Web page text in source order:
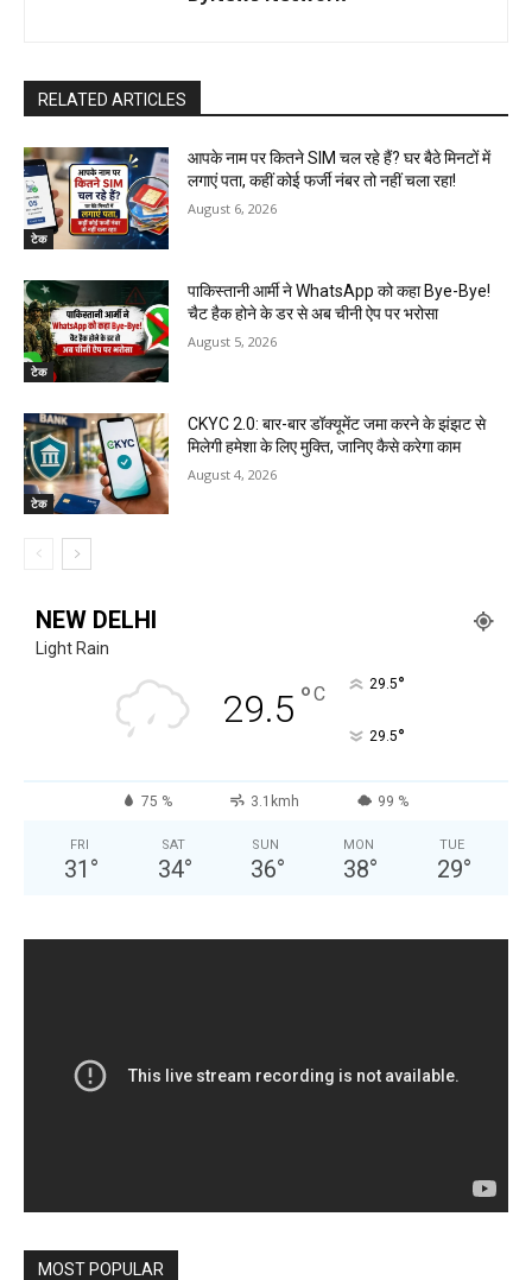
RELATED ARTICLES
टेक
आपके नाम पर कितने SIM चल रहे हैं? घर बैठे मिनटों में
लगाएं पता, कहीं कोई फर्जी नंबर तो नहीं चला रहा!
August 6, 2026
टेक
पाकिस्तानी आर्मी ने WhatsApp को कहा Bye-Bye!
चैट हैक होने के डर से अब चीनी ऐप पर भरोसा
August 5, 2026
टेक
CKYC 2.0: बार-बार डॉक्यूमेंट जमा करने के झंझट से
मिलेगी हमेशा के लिए मुक्ति, जानिए कैसे करेगा काम
August 4, 2026
NEW DELHI
Light Rain
29.5 °C 29.5°
29.5°
75 % 3.1kmh 99 %
FRI
31 °
SAT
34°
SUN
36°
MON
38°
TUE
29°
MOST POPULAR